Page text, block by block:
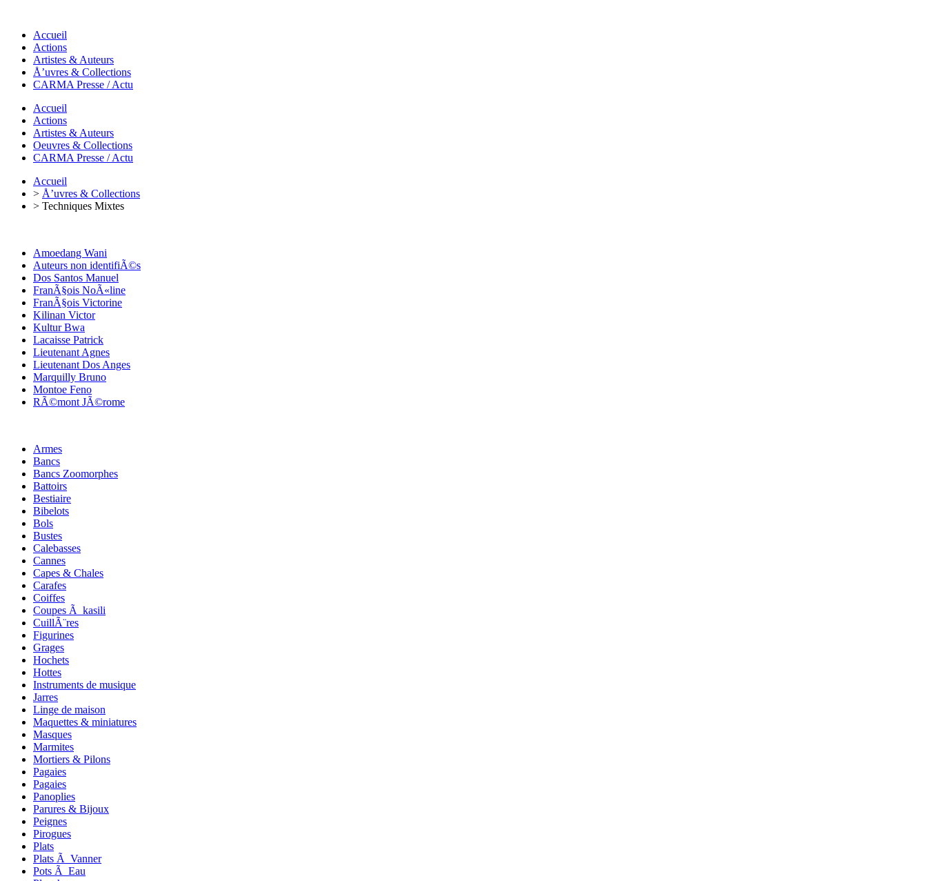
Accueil
Actions
Artistes & Auteurs
Å’uvres & Collections
CARMA Presse / Actu
Accueil
Actions
Artistes & Auteurs
Oeuvres & Collections
CARMA Presse / Actu
Accueil
> Å’uvres & Collections
> Techniques Mixtes
Amoedang Wani
Auteurs non identifiÃ©s
Dos Santos Manuel
FranÃ§ois NoÃ«line
FranÃ§ois Victorine
Kilinan Victor
Kultur Bwa
Lacaisse Patrick
Lieutenant Agnes
Lieutenant Dos Anges
Marquilly Bruno
Montoe Feno
RÃ©mont JÃ©rome
Armes
Bancs
Bancs Zoomorphes
Battoirs
Bestiaire
Bibelots
Bols
Bustes
Calebasses
Cannes
Capes & Chales
Carafes
Coiffes
Coupes Ã kasili
CuillÃ¨res
Figurines
Grages
Hochets
Hottes
Instruments de musique
Jarres
Linge de maison
Maquettes & miniatures
Masques
Marmites
Mortiers & Pilons
Pagaies
Pagaies
Panoplies
Parures & Bijoux
Peignes
Pirogues
Plats
Plats Ã Vanner
Pots Ã Eau